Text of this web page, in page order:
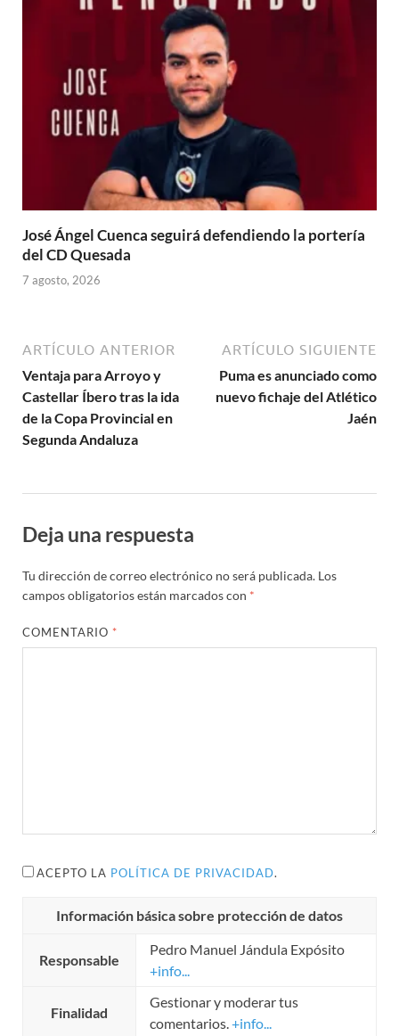
José Ángel Cuenca seguirá defendiendo la portería
del CD Quesada
7 agosto, 2026
ARTÍCULO ANTERIOR
Ventaja para Arroyo y
Castellar Íbero tras la ida
de la Copa Provincial en
Segunda Andaluza
ARTÍCULO SIGUIENTE
Puma es anunciado como
nuevo fichaje del Atlético
Jaén
Deja una respuesta
Tu dirección de correo electrónico no será publicada. Los
campos obligatorios están marcados con *
COMENTARIO *
ACEPTO LA POLÍTICA DE PRIVACIDAD.
Información básica sobre protección de datos
Responsable
Pedro Manuel Jándula Expósito
+info...
Finalidad
Gestionar y moderar tus
comentarios. +info...